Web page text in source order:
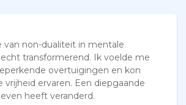
van non-dualiteit in mentale
transformerend. Ik voelde me
overtuigingen en kon
vrijheid ervaren. Een diepgaande
heeft veranderd.